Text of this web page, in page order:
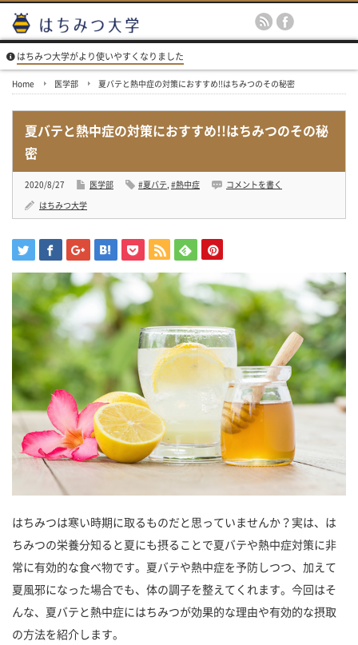
はちみつ大学がより使いやすくなりました
Home 医学部 夏バテと熱中症の対策におすすめ!!はちみつのその秘密
夏バテと熱中症の対策におすすめ!!はちみつのその秘
密
2020/8/27 医学部 #夏バテ, #熱中症
コメントを書く
はちみつ大学
はちみつは寒い時期に取るものだと思っていませんか？実は、は
ちみつの栄養分知ると夏にも摂ることで夏バテや熱中症対策に非
常に有効的な食べ物です。夏バテや熱中症を予防しつつ、加えて
夏風邪になった場合でも、体の調子を整えてくれます。今回はそ
んな、夏バテと熱中症にはちみつが効果的な理由や有効的な摂取
の方法を紹介します。